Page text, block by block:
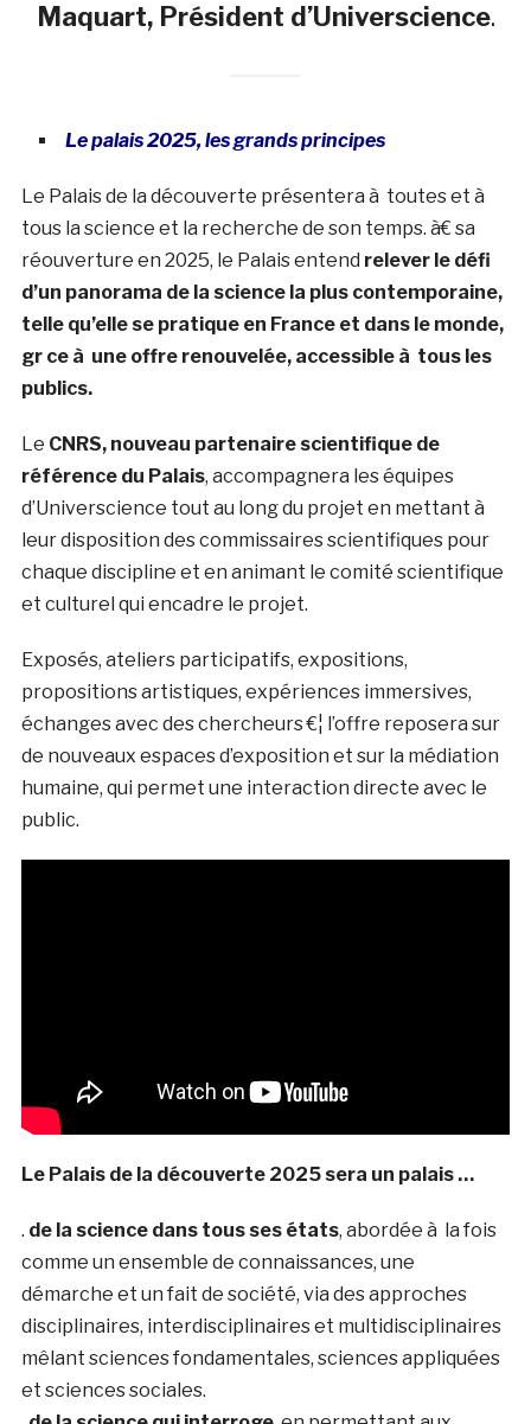
Maquart, Président d’Universcience.
Le palais 2025, les grands principes
Le Palais de la découverte présentera à toutes et à
tous la science et la recherche de son temps. à€ sa
réouverture en 2025, le Palais entend relever le défi
d’un panorama de la science la plus contemporaine,
telle qu’elle se pratique en France et dans le monde,
gr ce à une offre renouvelée, accessible à tous les
publics.
Le CNRS, nouveau partenaire scientifique de
référence du Palais, accompagnera les équipes
d’Universcience tout au long du projet en mettant à
leur disposition des commissaires scientifiques pour
chaque discipline et en animant le comité scientifique
et culturel qui encadre le projet.
Exposés, ateliers participatifs, expositions,
propositions artistiques, expériences immersives,
échanges avec des chercheurs €¦ l’offre reposera sur
de nouveaux espaces d’exposition et sur la médiation
humaine, qui permet une interaction directe avec le
public.
Le Palais de la découverte 2025 sera un palais …
. de la science dans tous ses états, abordée à la fois
comme un ensemble de connaissances, une
démarche et un fait de société, via des approches
disciplinaires, interdisciplinaires et multidisciplinaires
mêlant sciences fondamentales, sciences appliquées
et sciences sociales.